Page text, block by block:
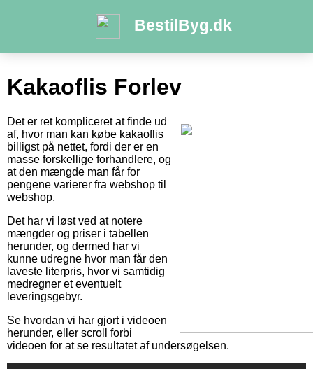
BestilByg.dk
Kakaoflis Forlev
Det er ret kompliceret at finde ud
af, hvor man kan købe kakaoflis
billigst på nettet, fordi der er en
masse forskellige forhandlere, og
at den mængde man får for
pengene varierer fra webshop til
webshop.
Det har vi løst ved at notere
mængder og priser i tabellen
herunder, og dermed har vi
kunne udregne hvor man får den
laveste literpris, hvor vi samtidig
medregner et eventuelt
leveringsgebyr.
Se hvordan vi har gjort i videoen
herunder, eller scroll forbi
videoen for at se resultatet af undersøgelsen.